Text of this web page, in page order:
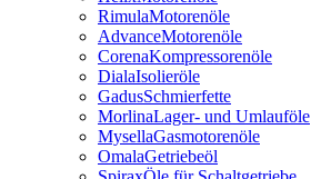
RimulaMotorenöle
AdvanceMotorenöle
CorenaKompressorenöle
DialaIsolieröle
GadusSchmierfette
MorlinaLager- und Umlauföle
MysellaGasmotorenöle
OmalaGetriebeöl